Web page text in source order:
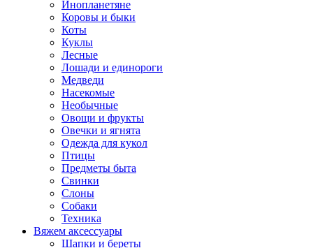
Инопланетяне
Коровы и быки
Коты
Куклы
Лесные
Лошади и единороги
Медведи
Насекомые
Необычные
Овощи и фрукты
Овечки и ягнята
Одежда для кукол
Птицы
Предметы быта
Свинки
Слоны
Собаки
Техника
Вяжем аксессуары
Шапки и береты